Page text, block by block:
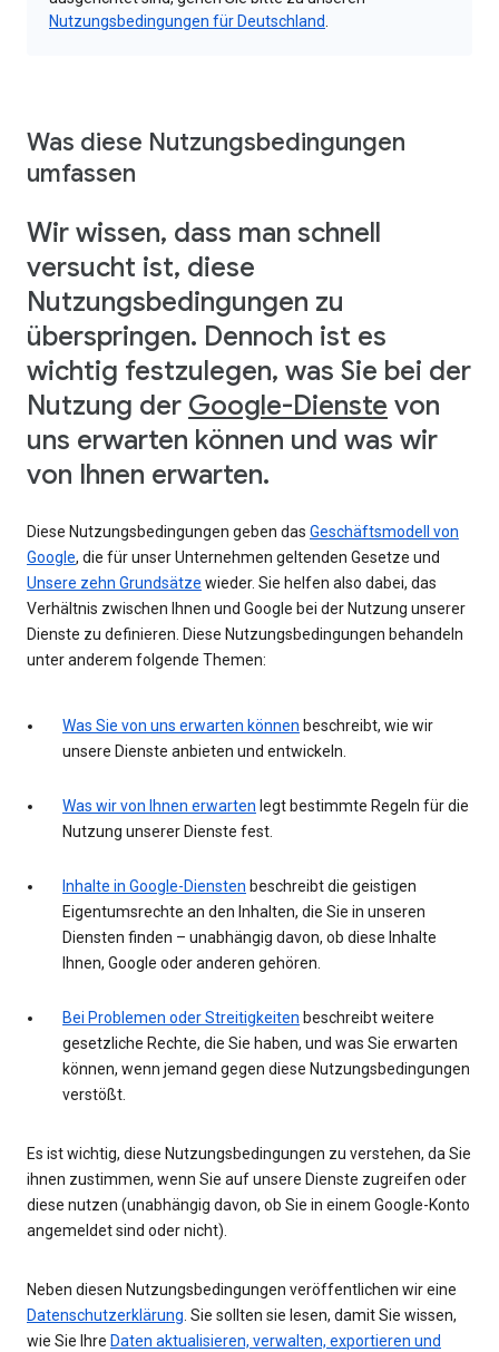
Nutzungsbedingungen für Deutschland
Was diese Nutzungsbedingungen
umfassen
Wir wissen, dass man schnell
versucht ist, diese
Nutzungsbedingungen zu
überspringen. Dennoch ist es
wichtig festzulegen, was Sie bei der
Nutzung der Google-Dienste von
uns erwarten können und was wir
von Ihnen erwarten.
Diese Nutzungsbedingungen geben das Geschäftsmodell von
Google, die für unser Unternehmen geltenden Gesetze und
Unsere zehn Grundsätze wieder. Sie helfen also dabei, das
Verhältnis zwischen Ihnen und Google bei der Nutzung unserer
Dienste zu definieren. Diese Nutzungsbedingungen behandeln
unter anderem folgende Themen:
Was Sie von uns erwarten können beschreibt, wie wir
unsere Dienste anbieten und entwickeln.
Was wir von Ihnen erwarten legt bestimmte Regeln für die
Nutzung unserer Dienste fest.
Inhalte in Google-Diensten beschreibt die geistigen
Eigentumsrechte an den Inhalten, die Sie in unseren
Diensten finden – unabhängig davon, ob diese Inhalte
Ihnen, Google oder anderen gehören.
Bei Problemen oder Streitigkeiten beschreibt weitere
gesetzliche Rechte, die Sie haben, und was Sie erwarten
können, wenn jemand gegen diese Nutzungsbedingungen
verstößt.
Es ist wichtig, diese Nutzungsbedingungen zu verstehen, da Sie
ihnen zustimmen, wenn Sie auf unsere Dienste zugreifen oder
diese nutzen (unabhängig davon, ob Sie in einem Google-Konto
angemeldet sind oder nicht).
Neben diesen Nutzungsbedingungen veröffentlichen wir eine
Datenschutzerklärung . Sie sollten sie lesen, damit Sie wissen,
wie Sie Ihre Daten aktualisieren, verwalten, exportieren und